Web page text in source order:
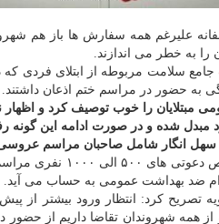
علیرغم همه سفارش ها باز هم
را به خطر می اندازند.
جامع سلامت مربوطه از ابتلای فردی
به حضور در مراسم ختم اذعان داشتند.
مبتلایان را خوب توصیف کرد و اظهار
شده و در صورت ادامه این گونه
سهل انگار شامل صاحبان مراسم
ضد بهداشت عمومی به حساب می آید.
کرد: انتظار ورود بیشتر از پیش
همه شهروندان تقاضا داریم از حضور